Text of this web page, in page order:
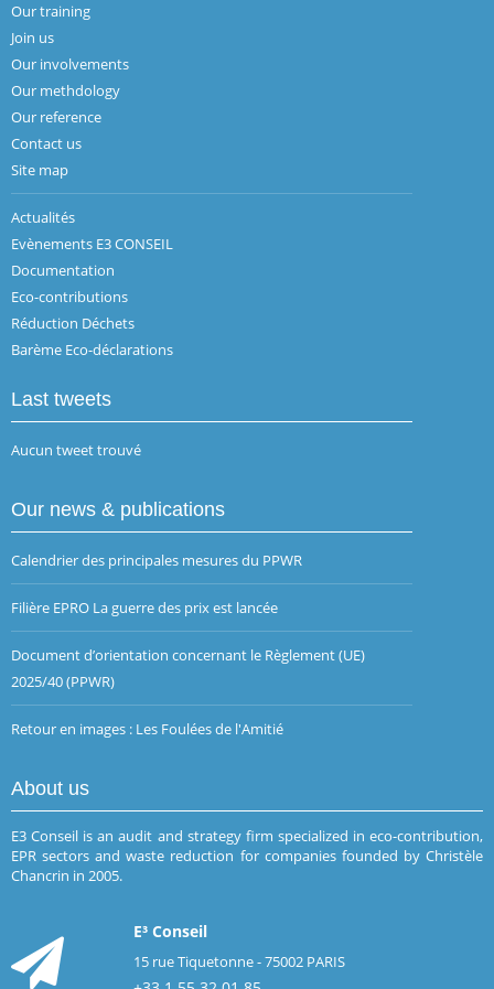
Our training
Join us
Our involvements
Our methdology
Our reference
Contact us
Site map
Actualités
Evènements E3 CONSEIL
Documentation
Eco-contributions
Réduction Déchets
Barème Eco-déclarations
Last tweets
Aucun tweet trouvé
Our news & publications
Calendrier des principales mesures du PPWR
Filière EPRO La guerre des prix est lancée
Document d’orientation concernant le Règlement (UE)
2025/40 (PPWR)
Retour en images : Les Foulées de l'Amitié
About us
E3 Conseil is an audit and strategy firm specialized in eco-contribution,
EPR sectors and waste reduction for companies founded by Christèle
Chancrin in 2005.
E³ Conseil
15 rue Tiquetonne - 75002 PARIS